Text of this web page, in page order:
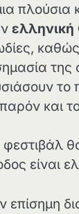
ελληνική
της
το
και
είναι
επίσημη